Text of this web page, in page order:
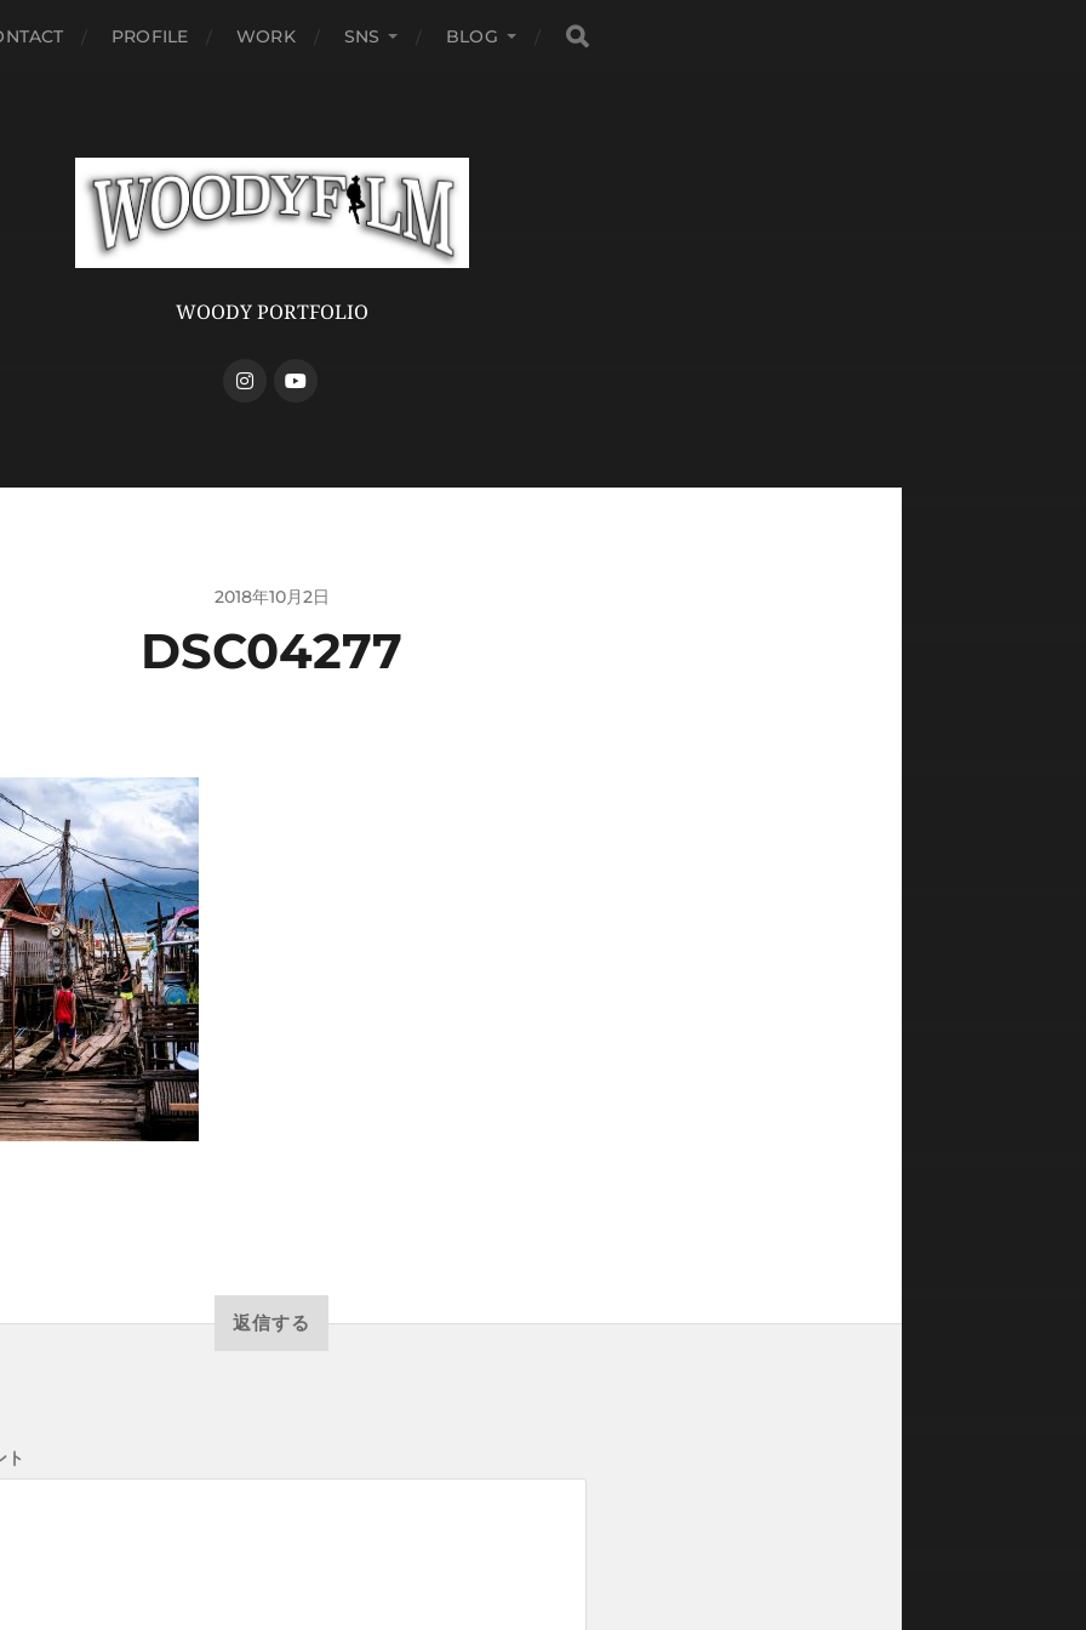
PROFILE WORK SNS BLOG
WOODY PORTFOLIO
2018年10月2日
DSC04277
返信する
ト